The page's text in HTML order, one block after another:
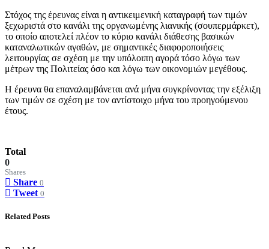
Στόχος της έρευνας είναι η αντικειμενική καταγραφή των τιμών
ξεχωριστά στο κανάλι της οργανωμένης λιανικής (σουπερμάρκετ),
το οποίο αποτελεί πλέον το κύριο κανάλι διάθεσης βασικών
καταναλωτικών αγαθών, με σημαντικές διαφοροποιήσεις
λειτουργίας σε σχέση με την υπόλοιπη αγορά τόσο λόγω των
μέτρων της Πολιτείας όσο και λόγω των οικονομιών μεγέθους.
Η έρευνα θα επαναλαμβάνεται ανά μήνα συγκρίνοντας την εξέλιξη
των τιμών σε σχέση με τον αντίστοιχο μήνα του προηγούμενου
έτους.
Total
0
Shares
Share 0
Tweet 0
Related Posts